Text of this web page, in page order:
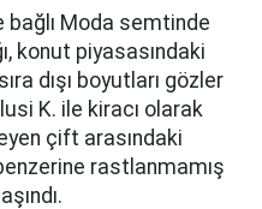
bağlı Moda semtinde
konut piyasasındaki
dışı boyutları gözler
K. ile kiracı olarak
çift arasındaki
rastlanmamış